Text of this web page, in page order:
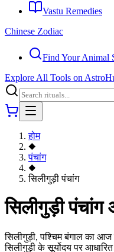
Vastu Remedies
Chinese Zodiac
Find Your Animal
Explore All Tools on
होम
◆
पंचांग
◆
सिलीगुड़ी पंचांग
सिलीगुड़ी
सिलीगुड़ी, पश्चिम बंगाल का
सिलीगुड़ी के सूर्योदय पर